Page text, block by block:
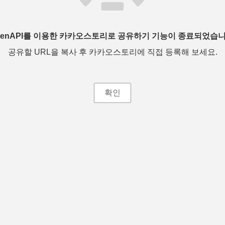
를 이용한 카카오스토리로 공유하기 기능이 종료되었습
공유할 URL을 복사 후 카카오스토리에 직접 등록해 보세요.
확인